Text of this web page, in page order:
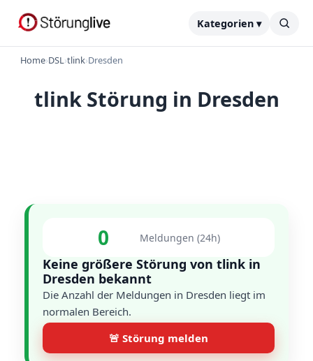
Kategorien ▾
Home›DSL›tlink›Dresden
tlink Störung in Dresden
0 Meldungen (24h)
Keine größere Störung von tlink in
Dresden bekannt
Die Anzahl der Meldungen in Dresden liegt im
normalen Bereich.
🚨 Störung melden